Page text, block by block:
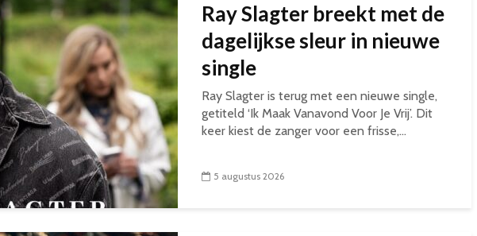
Ray Slagter breekt met de
dagelijkse sleur in nieuwe
single
Ray Slagter is terug met een nieuwe single,
getiteld ‘Ik Maak Vanavond Voor Je Vrij’. Dit
keer kiest de zanger voor een frisse,...
5 augustus 2026